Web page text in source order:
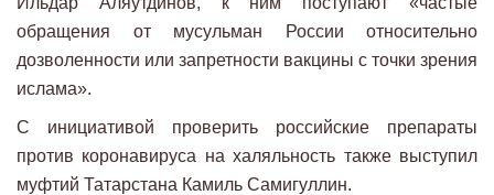
обращения от мусульман России относительно
дозволенности или запретности вакцины с точки зрения
ислама».
С инициативой проверить российские препараты
против коронавируса на халяльность также выступил
муфтий Татарстана Камиль Самигуллин.